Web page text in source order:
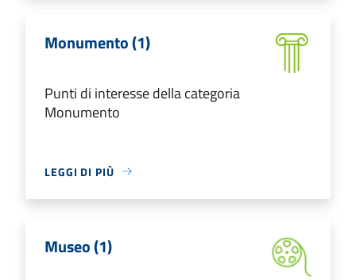
Monumento (1)
Punti di interesse della categoria
Monumento
LEGGI DI PIÙ
Museo (1)